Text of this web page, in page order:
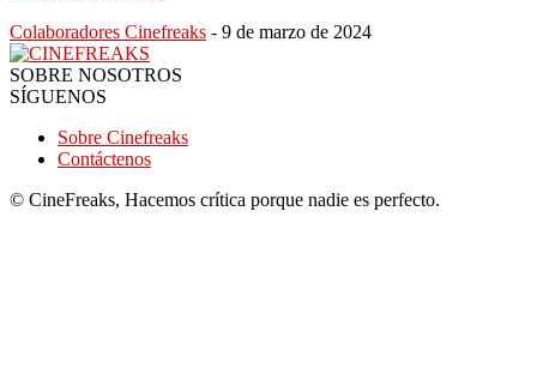
Colaboradores Cinefreaks - 9 de marzo de 2024
SOBRE NOSOTROS
SÍGUENOS
Sobre Cinefreaks
Contáctenos
© CineFreaks, Hacemos crítica porque nadie es perfecto.